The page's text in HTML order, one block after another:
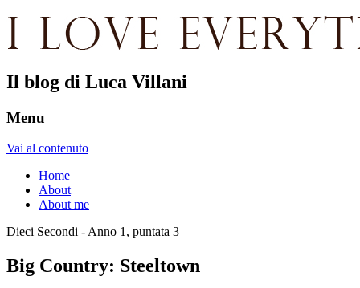
Il blog di Luca Villani
Menu
Vai al contenuto
Home
About
About me
Dieci Secondi - Anno 1, puntata 3
Big Country: Steeltown